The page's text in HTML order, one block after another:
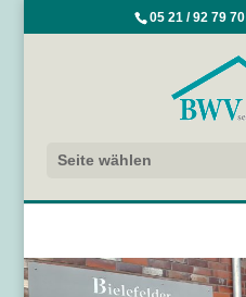
05 21 / 92 79 70
Seite wählen